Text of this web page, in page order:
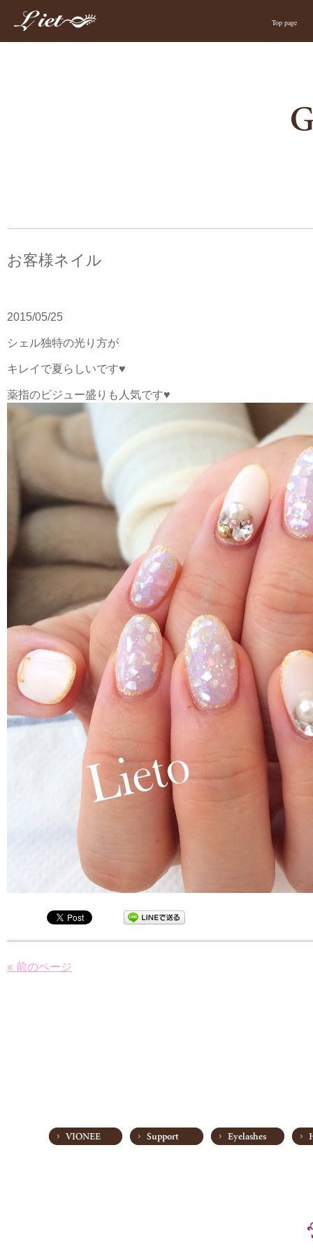
Top page
お客様ネイル
2015/05/25
シェル独特の光り方が
キレイで夏らしいです♥︎
薬指のビジュー盛りも人気です♥︎
« 前のページ